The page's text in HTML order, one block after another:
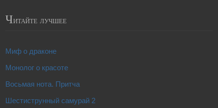
Читайте лучшее
Миф о драконе
Монолог о красоте
Восьмая нота. Притча
Шестиструнный самурай 2